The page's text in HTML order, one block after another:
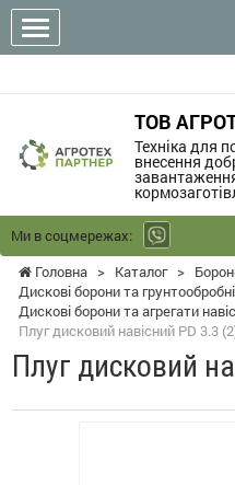
ТОВ
Техніка для
внесення
Ми в соцмережах:
Головна > Каталог >
Дискові борони та
Дискові борони та агрегати
Плуг дисковий навісний PD 3.3
Плуг дисковий